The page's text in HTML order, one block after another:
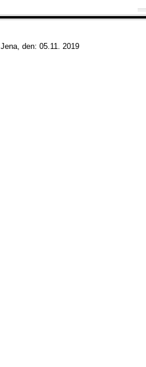
Jena, den: 05.11. 2019